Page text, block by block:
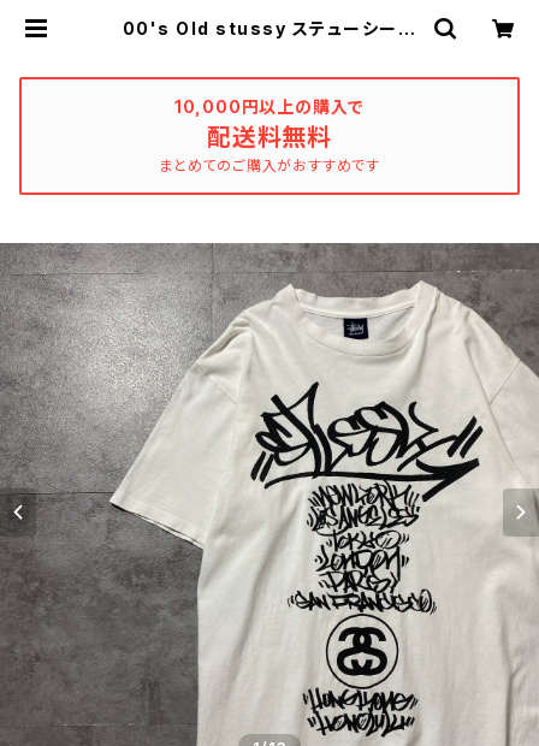
00's Old stussy ステューシー
チ ホワイト 白 Tシャツ | used_
clothing_katharsis
10,000円以上の購入で
配送料無料
まとめてのご購入がおすすめです